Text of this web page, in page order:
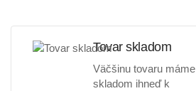
Tovar skladom
Väčšinu tovaru máme
skladom ihneď k